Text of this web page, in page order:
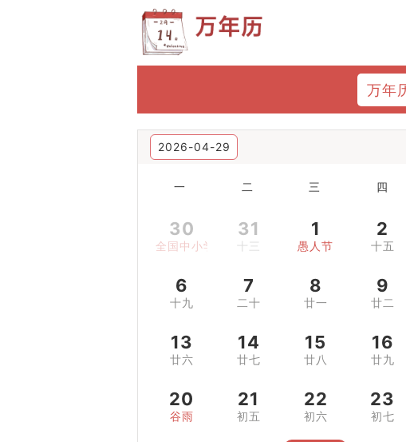
万年
2026-04-29
一 二 三 四
30
全国中小学生安全教育日
31 1
愚人节
2
十五
6
十九
7
二十
8
廿一
9
廿二
13
廿六
14
廿七
15
廿八
16
廿九
20
谷雨
21
初五
22
初六
23
初七